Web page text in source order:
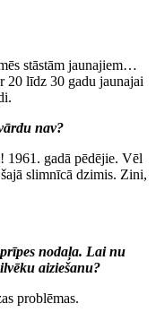
stāstām jaunajiem…
20 līdz 30 gadu jaunajai
nav?
1961. gadā pēdējie. Vēl
slimnīcā dzimis. Zini,
nodaļa. Lai nu
aiziešanu?
problēmas.